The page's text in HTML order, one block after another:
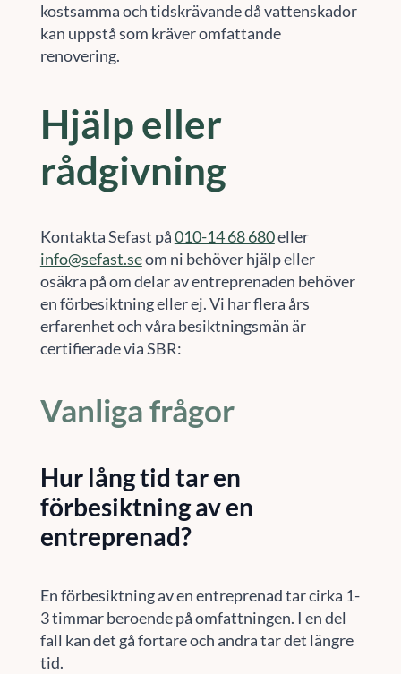
kostsamma och tidskrävande då vattenskador
kan uppstå som kräver omfattande
renovering.
Hjälp eller
rådgivning
Kontakta Sefast på010-14 68 680eller
info@sefast.seom ni behöver hjälp eller
osäkra på om delar av entreprenaden behöver
en förbesiktning eller ej. Vi har flera års
erfarenhet och våra besiktningsmän är
certifierade via SBR:
Vanliga frågor
Hur lång tid tar en
förbesiktning av en
entreprenad?
En förbesiktning av en entreprenad tar cirka 1-
3 timmar beroende på omfattningen. I en del
fall kan det gå fortare och andra tar det längre
tid.